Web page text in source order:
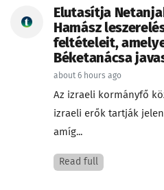
Elutasítja
Hamász
feltételeit,
Béketanácsa
about 6 hours ago
Az izraeli kormányfő
izraeli erők tartják
amíg...
Read full